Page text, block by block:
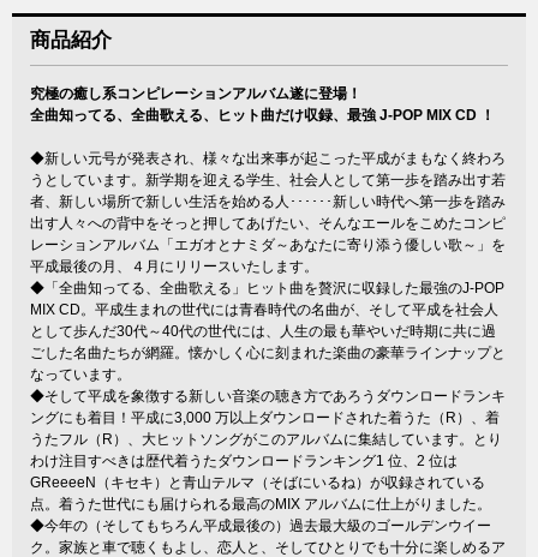
商品紹介
究極の癒し系コンピレーションアルバム遂に登場！
全曲知ってる、全曲歌える、ヒット曲だけ収録、最強 J-POP MIX CD ！
◆新しい元号が発表され、様々な出来事が起こった平成がまもなく終わろ
うとしています。新学期を迎える学生、社会人として第一歩を踏み出す若
者、新しい場所で新しい生活を始める人･･････新しい時代へ第一歩を踏み
出す人々への背中をそっと押してあげたい、そんなエールをこめたコンピ
レーションアルバム「エガオとナミダ～あなたに寄り添う優しい歌～」を
平成最後の月、４月にリリースいたします。
◆「全曲知ってる、全曲歌える」ヒット曲を贅沢に収録した最強のJ-POP
MIX CD。平成生まれの世代には青春時代の名曲が、そして平成を社会人
として歩んだ30代～40代の世代には、人生の最も華やいだ時期に共に過
ごした名曲たちが網羅。懐かしく心に刻まれた楽曲の豪華ラインナップと
なっています。
◆そして平成を象徴する新しい音楽の聴き方であろうダウンロードランキ
ングにも着目！平成に3,000 万以上ダウンロードされた着うた（R）、着
うたフル（R）、大ヒットソングがこのアルバムに集結しています。とり
わけ注目すべきは歴代着うたダウンロードランキング1 位、2 位は
GReeeeN（キセキ）と青山テルマ（そばにいるね）が収録されている
点。着うた世代にも届けられる最高のMIX アルバムに仕上がりました。
◆今年の（そしてもちろん平成最後の）過去最大級のゴールデンウイー
ク。家族と車で聴くもよし、恋人と、そしてひとりでも十分に楽しめるア